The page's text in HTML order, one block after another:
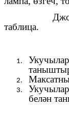
Джоуль-
таблица.
белән